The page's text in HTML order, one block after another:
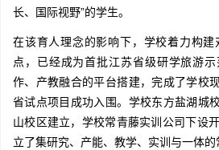
长、国际视野”的学生。
在该育人理念的影响下，学校着力构
点，已经成为首批江苏省级研学旅游
作、产教融合的平台搭建，完成了学校
省试点项目成功入围。学校东方盐湖城
山校区建立，学校常青藤实训公司下设
立了集研究、产能、教学、实训与一体的